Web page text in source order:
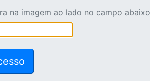
na imagem ao lado no campo abaixo